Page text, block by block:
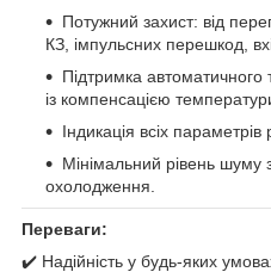
Потужний захист: від
КЗ, імпульсних перешкод,
Підтримка
із компенсацією
Індикація всіх
Мінімальний рівень шуму
охолодження.
Переваги:
✔️ Надійність у будь-яких